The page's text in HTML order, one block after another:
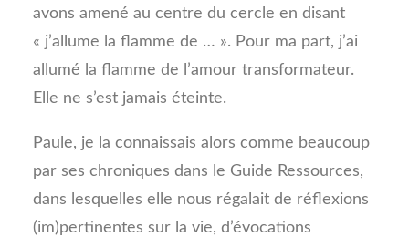
avons amené au centre du cercle en disant
« j’allume la flamme de … ». Pour ma part, j’ai
allumé la flamme de l’amour transformateur.
Elle ne s’est jamais éteinte.
Paule, je la connaissais alors comme beaucoup
par ses chroniques dans le Guide Ressources,
dans lesquelles elle nous régalait de réflexions
(im)pertinentes sur la vie, d’évocations